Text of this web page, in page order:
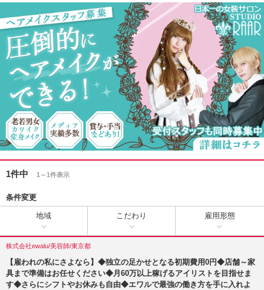
1件中 1～1件表示
条件変更
地域 こだわり 雇用形態
株式会社ewalu/美容師/東京都
【雇われの私にさよなら】◆独立の足かせとなる初期費用0円◆店舗～家
具まで準備はお任せください◆月60万以上稼げるアイリストを目指せま
す◆さらにシフトやお休みも自由◆エワルで最強の働き方を手に入れよ